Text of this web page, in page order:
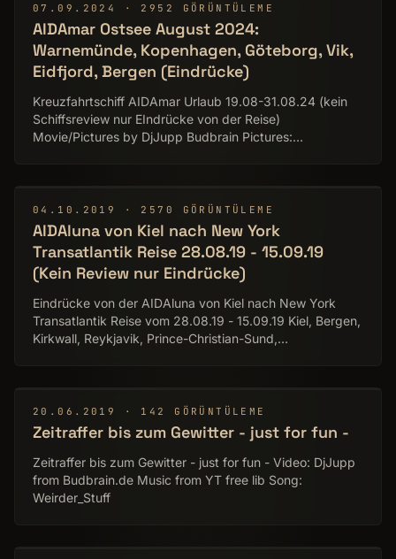
▶
07.09.2024 · 2952 GÖRÜNTÜLEME
AIDAmar Ostsee August 2024:
Warnemünde, Kopenhagen, Göteborg, Vik,
Eidfjord, Bergen (Eindrücke)
Kreuzfahrtschiff AIDAmar Urlaub 19.08-31.08.24 (kein
Schiffsreview nur EIndrücke von der Reise)
Movie/Pictures by DjJupp Budbrain Pictures:
http://zero-project.gr
▶
04.10.2019 · 2570 GÖRÜNTÜLEME
AIDAluna von Kiel nach New York
Transatlantik Reise 28.08.19 - 15.09.19
(Kein Review nur Eindrücke)
Eindrücke von der AIDAluna von Kiel nach New York
Transatlantik Reise vom 28.08.19 - 15.09.19 Kiel, Bergen,
Kirkwall, Reykjavik, Prince-Christian-Sund,
project - Beyond earth 4. From YT free Lib Song:
T_Rexed 5. zero-project - disabled emotions suite
Movie/Pictures by DjJupp Budbrain More Pictures:
http://www.flickr.com/photos/djjupp/
▶
20.06.2019 · 142 GÖRÜNTÜLEME
Zeitraffer bis zum Gewitter - just for fun -
Zeitraffer bis zum Gewitter - just for fun - Video: DjJupp
from Budbrain.de Music from YT free lib Song:
Weirder_Stuff